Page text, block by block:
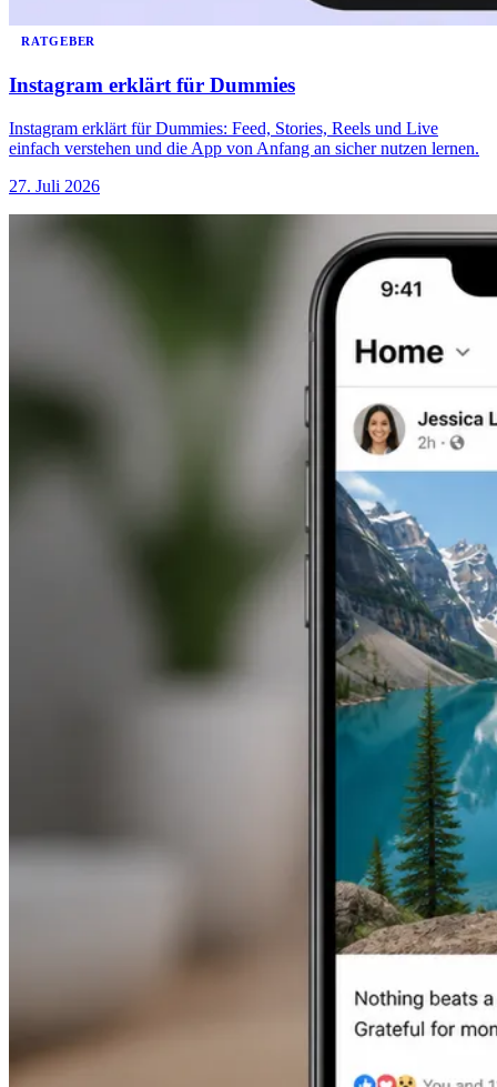
RATGEBER
Instagram erklärt für Dummies
Instagram erklärt für Dummies: Feed, Stories, Reels und Live
einfach verstehen und die App von Anfang an sicher nutzen lernen.
27. Juli 2026